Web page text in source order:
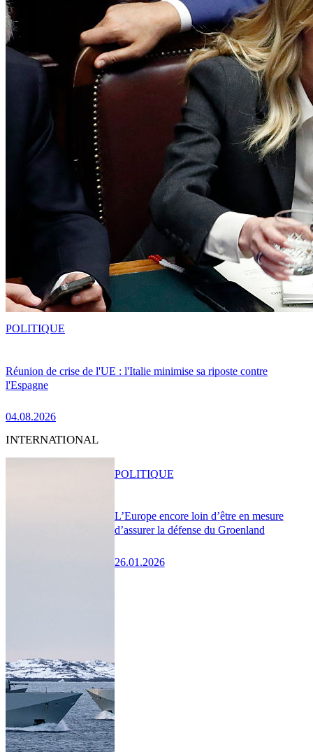
Réunion de crise de l'UE : l'Italie minimise sa riposte contre
l'Espagne
04.08.2026
POLITIQUE
INTERNATIONAL
L’Europe encore loin d’être en mesure
d’assurer la défense du Groenland
26.01.2026
POLITIQUE